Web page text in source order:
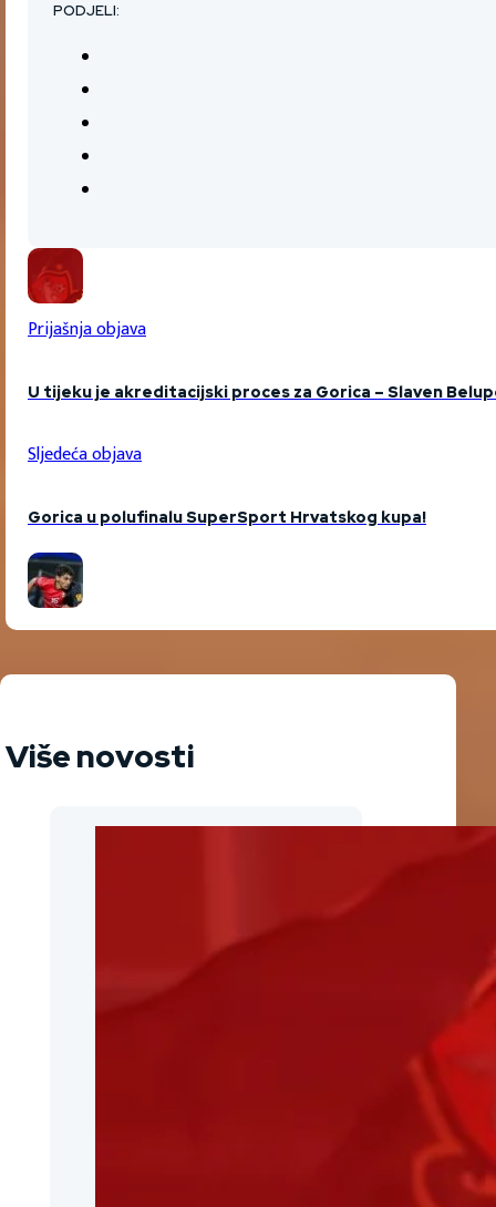
PODJELI:
Prijašnja objava
U tijeku je akreditacijski proces za Gorica – Slaven
Sljedeća objava
Gorica u polufinalu SuperSport Hrvatskog kupa!
Više novosti